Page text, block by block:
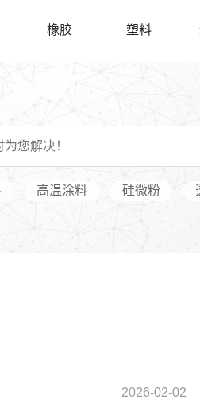
橡胶 塑料
高温涂料 硅微粉
2026-02-02